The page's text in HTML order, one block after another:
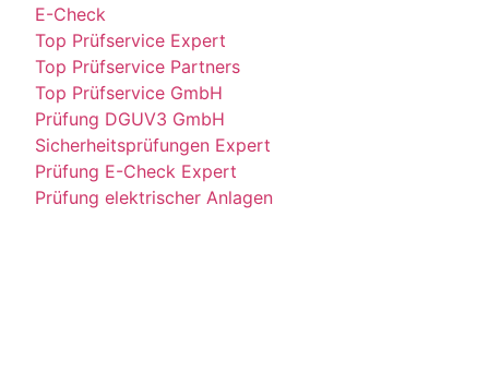
E-Check
Top Prüfservice Expert
Top Prüfservice Partners
Top Prüfservice GmbH
Prüfung DGUV3 GmbH
Sicherheitsprüfungen Expert
Prüfung E-Check Expert
Prüfung elektrischer Anlagen